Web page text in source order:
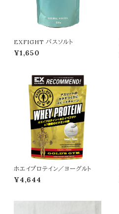
EXFIGHT バスソルト
¥1,650
ホエイプロテイン／ヨーグルト
¥4,644